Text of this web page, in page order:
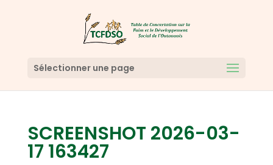
Sélectionner une page
SCREENSHOT 2026-03-
17 163427